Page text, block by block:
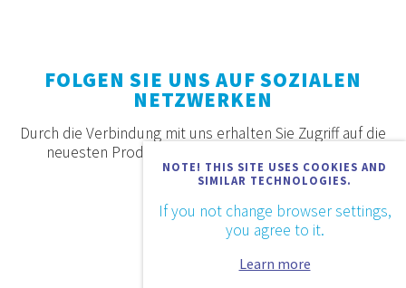
NOTE! THIS SITE USES COOKIES AND
SIMILAR TECHNOLOGIES.
If you not change browser settings,
you agree to it.
Learn more
FOLGEN SIE UNS AUF SOZIALEN
NETZWERKEN
Durch die Verbindung mit uns erhalten Sie Zugriff auf die
neuesten Produkte, Angebote und Neuigkeiten.